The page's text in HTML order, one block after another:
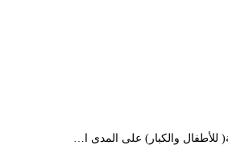
والكبار) على المدى ا…